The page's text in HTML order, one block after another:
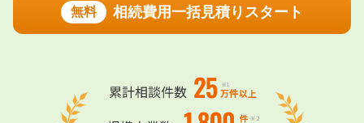
無料 相続費用一括見積りスタート